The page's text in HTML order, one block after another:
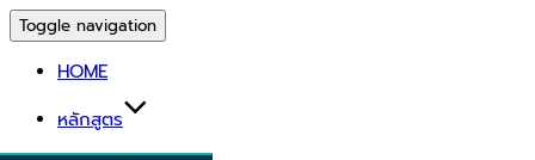
Toggle navigation
HOME
หลักสูตร